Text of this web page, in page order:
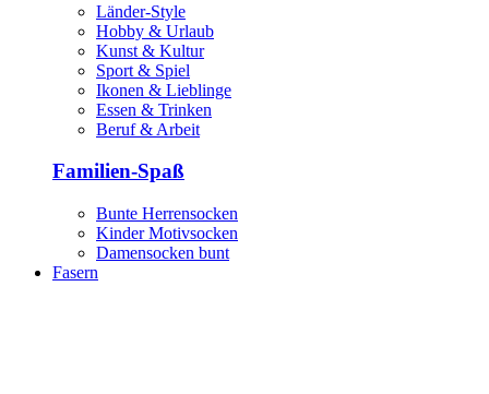
Länder-Style
Hobby & Urlaub
Kunst & Kultur
Sport & Spiel
Ikonen & Lieblinge
Essen & Trinken
Beruf & Arbeit
Familien-Spaß
Bunte Herrensocken
Kinder Motivsocken
Damensocken bunt
Fasern